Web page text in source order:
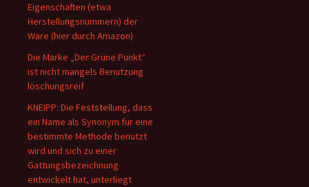
Eigenschaften (etwa
Herstellungsnummern) der
Ware (hier durch Amazon)
Die Marke „Der Grüne Punkt“
ist nicht mangels Benutzung
löschungsreif
KNEIPP: Die Feststellung, dass
ein Name als Synonym für eine
bestimmte Methode benutzt
wird und sich zu einer
Gattungsbezeichnung
entwickelt hat, unterliegt